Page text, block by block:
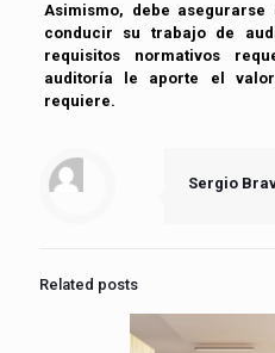
Asimismo, debe
conducir su trabajo de
requisitos normativos
auditoría le aporte el
requiere.
Sergio
Related posts